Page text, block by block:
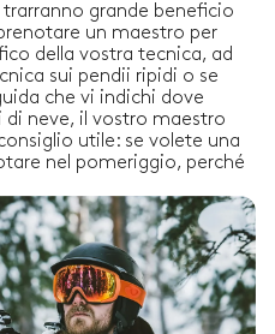
grande beneficio
un maestro per
della vostra tecnica, ad
sui pendii ripidi o se
che vi indichi dove
neve, il vostro maestro
utile: se volete una
nel pomeriggio, perché